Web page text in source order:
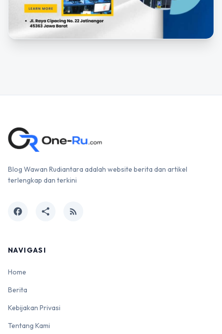
Blog Wawan Rudiantara adalah website berita dan artikel
terlengkap dan terkini
facebook share rss_feed
NAVIGASI
Home
Berita
Kebijakan Privasi
Tentang Kami